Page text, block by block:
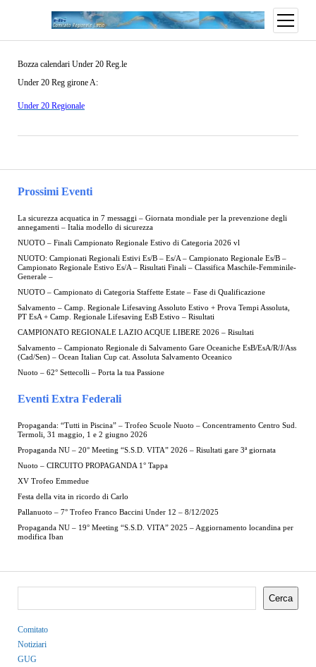
open
menu
Prossimi Eventi
La sicurezza acquatica in 7 messaggi – Giornata mondiale per la prevenzione degli
annegamenti – Italia modello di sicurezza
NUOTO – Finali Campionato Regionale Estivo di Categoria 2026 vl
NUOTO: Campionati Regionali Estivi Es/B – Es/A – Campionato Regionale Es/B –
Campionato Regionale Estivo Es/A – Risultati Finali – Classifica Maschile-Femminile-
Generale –
NUOTO – Campionato di Categoria Staffette Estate – Fase di Qualificazione
Salvamento – Camp. Regionale Lifesaving Assoluto Estivo + Prova Tempi Assoluta,
PT EsA + Camp. Regionale Lifesaving EsB Estivo – Risultati
CAMPIONATO REGIONALE LAZIO ACQUE LIBERE 2026 – Risultati
Salvamento – Campionato Regionale di Salvamento Gare Oceaniche EsB/EsA/R/J/Ass
(Cad/Sen) – Ocean Italian Cup cat. Assoluta Salvamento Oceanico
Nuoto – 62° Settecolli – Porta la tua Passione
Eventi Extra Federali
Propaganda: “Tutti in Piscina” – Trofeo Scuole Nuoto – Concentramento Centro Sud.
Termoli, 31 maggio, 1 e 2 giugno 2026
Propaganda NU – 20° Meeting “S.S.D. VITA” 2026 – Risultati gare 3ª giornata
Nuoto – CIRCUITO PROPAGANDA 1° Tappa
XV Trofeo Emmedue
Festa della vita in ricordo di Carlo
Pallanuoto – 7° Trofeo Franco Baccini Under 12 – 8/12/2025
Propaganda NU – 19° Meeting “S.S.D. VITA” 2025 – Aggiornamento locandina per
modifica Iban
Bozza calendari Under 20 Reg.le
Under 20 Reg girone A:
Under 20 Regionale
Cerca
Comitato
Notiziari
GUG